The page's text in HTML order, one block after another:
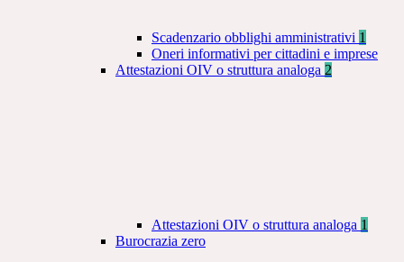
Scadenzario obblighi amministrativi 1
Oneri informativi per cittadini e imprese
Attestazioni OIV o struttura analoga 2
Attestazioni OIV o struttura analoga 1
Burocrazia zero